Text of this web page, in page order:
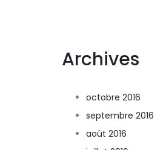
Archives
octobre 2016
septembre 2016
août 2016